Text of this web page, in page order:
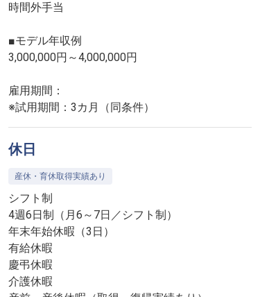
時間外手当
■モデル年収例
3,000,000円～4,000,000円
雇用期間：
※試用期間：3カ月（同条件）
休日
産休・育休取得実績あり
シフト制
4週6日制（月6～7日／シフト制）
年末年始休暇（3日）
有給休暇
慶弔休暇
介護休暇